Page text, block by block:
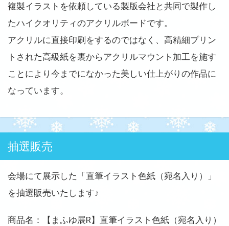
複製イラストを依頼している製版会社と共同で製作し
たハイクオリティのアクリルボードです。
アクリルに直接印刷をするのではなく、高精細プリン
トされた高級紙を裏からアクリルマウント加工を施す
ことにより今までになかった美しい仕上がりの作品に
なっています。
抽選販売
会場にて展示した「直筆イラスト色紙（宛名入り）」
を抽選販売いたします♪
商品名：【まふゆ展R】直筆イラスト色紙（宛名入り）